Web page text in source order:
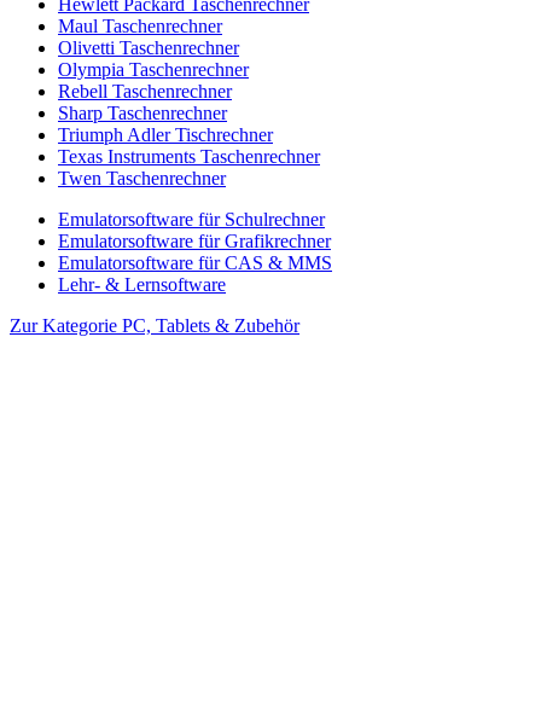
Maul Taschenrechner
Olivetti Taschenrechner
Olympia Taschenrechner
Rebell Taschenrechner
Sharp Taschenrechner
Triumph Adler Tischrechner
Texas Instruments Taschenrechner
Twen Taschenrechner
Emulatorsoftware für Schulrechner
Emulatorsoftware für Grafikrechner
Emulatorsoftware für CAS & MMS
Lehr- & Lernsoftware
Zur Kategorie PC, Tablets & Zubehör